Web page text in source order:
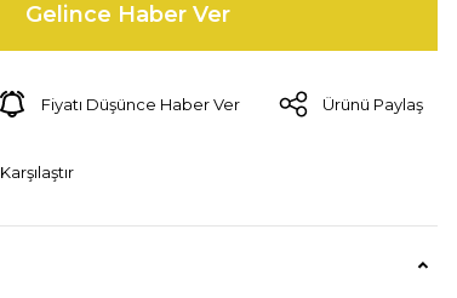
Gelince Haber Ver
Fiyatı Düşünce Haber Ver Ürünü Paylaş
Karşılaştır